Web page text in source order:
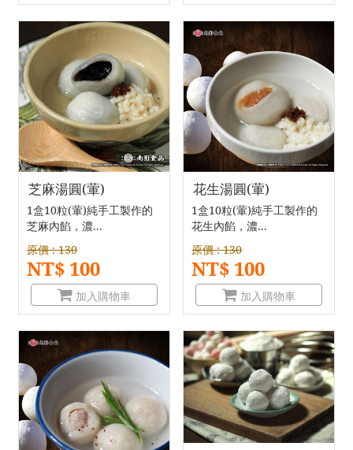
芝麻湯圓(葷)
1盒10粒(葷)純手工製作的
芝麻內餡，濃...
原價 : 130
NT$ 100
加入購物車
花生湯圓(葷)
1盒10粒(葷)純手工製作的
花生內餡，濃...
原價 : 130
NT$ 100
加入購物車